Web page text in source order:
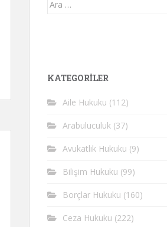
KATEGORİLER
Aile Hukuku (112)
Arabuluculuk (37)
Avukatlık Hukuku (9)
Bilişim Hukuku (99)
Borçlar Hukuku (160)
Ceza Hukuku (222)